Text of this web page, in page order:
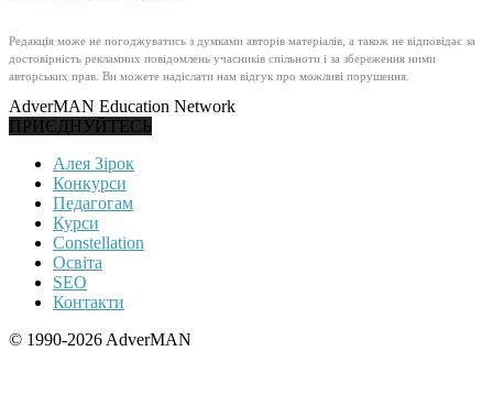
Редакція може не погоджуватись з думками авторів матеріалів, а також не відповідає за
достовірність рекламних повідомлень учасників спільноти і за збереження ними
авторських прав. Ви можете надіслати нам відгук про можливі порушення.
AdverMAN Education Network
ПРИЄДНУЙТЕСЬ
Алея Зірок
Конкурси
Педагогам
Курси
Constellation
Освіта
SEO
Контакти
© 1990-2026 AdverMAN